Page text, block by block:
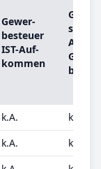
Ge­wer­
be­steu­er
IST-­Auf­
kom­men
Grund­
steu­er
A
Grund­
be­trag
k.A.
k.A.
k.A.
k.A.